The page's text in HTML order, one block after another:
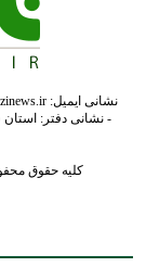
- نشانی دفتر:
کلیه حقوق